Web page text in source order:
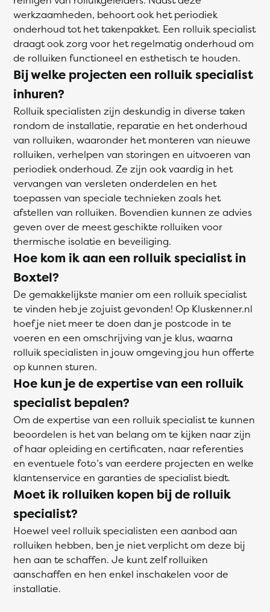
werkzaamheden, behoort ook het periodiek
onderhoud tot het takenpakket. Een rolluik specialist
draagt ook zorg voor het regelmatig onderhoud om
de rolluiken functioneel en esthetisch te houden.
Bij welke projecten een rolluik specialist
inhuren?
Rolluik specialisten zijn deskundig in diverse taken
rondom de installatie, reparatie en het onderhoud
van rolluiken, waaronder het monteren van nieuwe
rolluiken, verhelpen van storingen en uitvoeren van
periodiek onderhoud. Ze zijn ook vaardig in het
vervangen van versleten onderdelen en het
toepassen van speciale technieken zoals het
afstellen van rolluiken. Bovendien kunnen ze advies
geven over de meest geschikte rolluiken voor
thermische isolatie en beveiliging.
Hoe kom ik aan een rolluik specialist in
Boxtel?
De gemakkelijkste manier om een rolluik specialist
te vinden heb je zojuist gevonden! Op Kluskenner.nl
hoef je niet meer te doen dan je postcode in te
voeren en een omschrijving van je klus, waarna
rolluik specialisten in jouw omgeving jou hun offerte
op kunnen sturen.
Hoe kun je de expertise van een rolluik
specialist bepalen?
Om de expertise van een rolluik specialist te kunnen
beoordelen is het van belang om te kijken naar zijn
of haar opleiding en certificaten, naar referenties
en eventuele foto’s van eerdere projecten en welke
klantenservice en garanties de specialist biedt.
Moet ik rolluiken kopen bij de rolluik
specialist?
Hoewel veel rolluik specialisten een aanbod aan
rolluiken hebben, ben je niet verplicht om deze bij
hen aan te schaffen. Je kunt zelf rolluiken
aanschaffen en hen enkel inschakelen voor de
installatie.